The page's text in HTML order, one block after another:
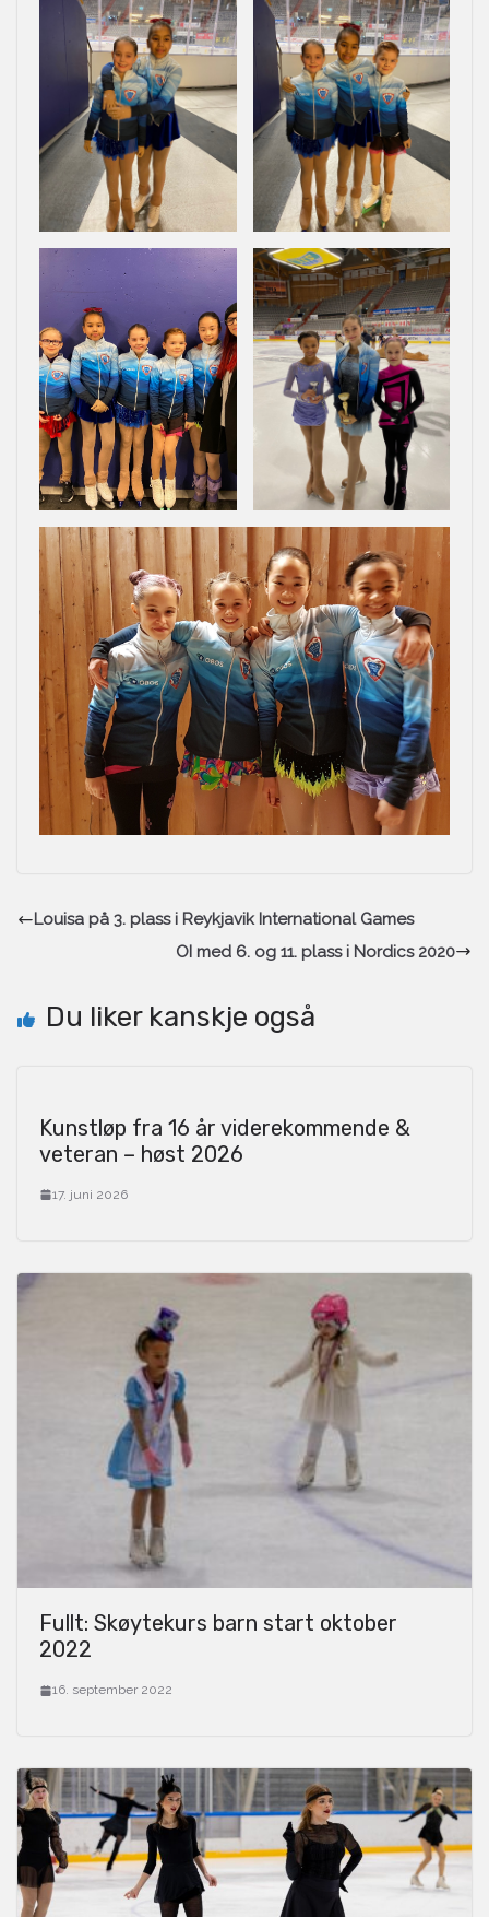
Louisa på 3. plass i Reykjavik International Games
OI med 6. og 11. plass i Nordics 2020
Du liker kanskje også
Kunstløp fra 16 år viderekommende &
veteran – høst 2026
17. juni 2026
Fullt: Skøytekurs barn start oktober
2022
16. september 2022